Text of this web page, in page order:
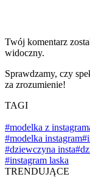
Twój komentarz
widoczny.
Sprawdzamy, czy
za zrozumienie!
TAGI
#modelka z
#modelka instagram
#dziewczyna insta
#instagram laska
TRENDUJĄCE